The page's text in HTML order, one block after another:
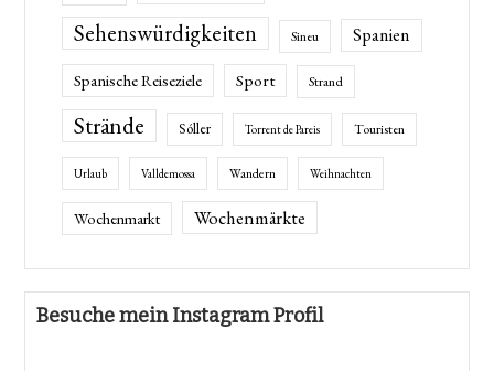
Sehenswürdigkeiten Sineu Spanien
Spanische Reiseziele Sport Strand
Strände Sóller Torrent de Pareis Touristen
Urlaub Valldemossa Wandern Weihnachten
Wochenmarkt Wochenmärkte
Besuche mein Instagram Profil